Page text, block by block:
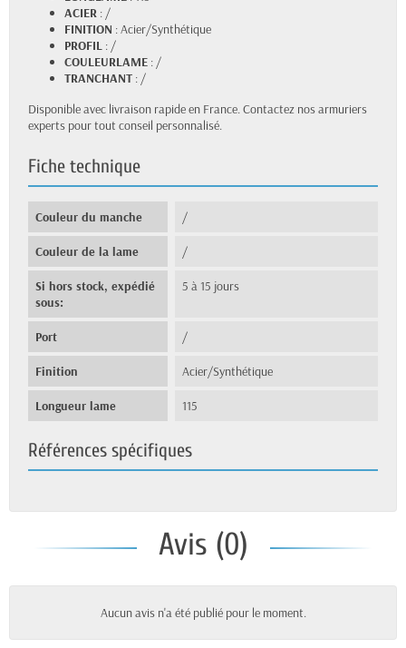
ACIER : /
FINITION : Acier/Synthétique
PROFIL : /
COULEURLAME : /
TRANCHANT : /
Disponible avec livraison rapide en France. Contactez nos armuriers
experts pour tout conseil personnalisé.
Fiche technique
Couleur du manche /
Couleur de la lame /
Si hors stock, expédié
sous:
5 à 15 jours
Port /
Finition Acier/Synthétique
Longueur lame 115
Références spécifiques
Avis (0)
Aucun avis n'a été publié pour le moment.